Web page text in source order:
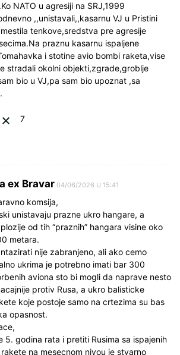
NATO u agresiji na SRJ,1999
,,unistavali,,kasarnu VJ u Pristini
tenkove,sredstva pre agresije
praznu kasarnu ispaljene
i stotine avio bombi raketa,vise
stradali okolni objekti,zgrade,groblje
bio u VJ,pa sam bio upoznat ,sa
7
ex Bravar 04/06/2026 U 15:41
komsija,
unistavaju prazne ukro hangare, a
od tih “praznih” hangara visine oko
metara.
nije zabranjeno, ali ako cemo
ukrima je potrebno imati bar 300
aviona sto bi mogli da naprave nesto
protiv Rusa, a ukro balisticke
koje postoje samo na crtezima su bas
opasnost.
5. godina rata i pretiti Rusima sa ispajenih
na mesecnom nivou je stvarno